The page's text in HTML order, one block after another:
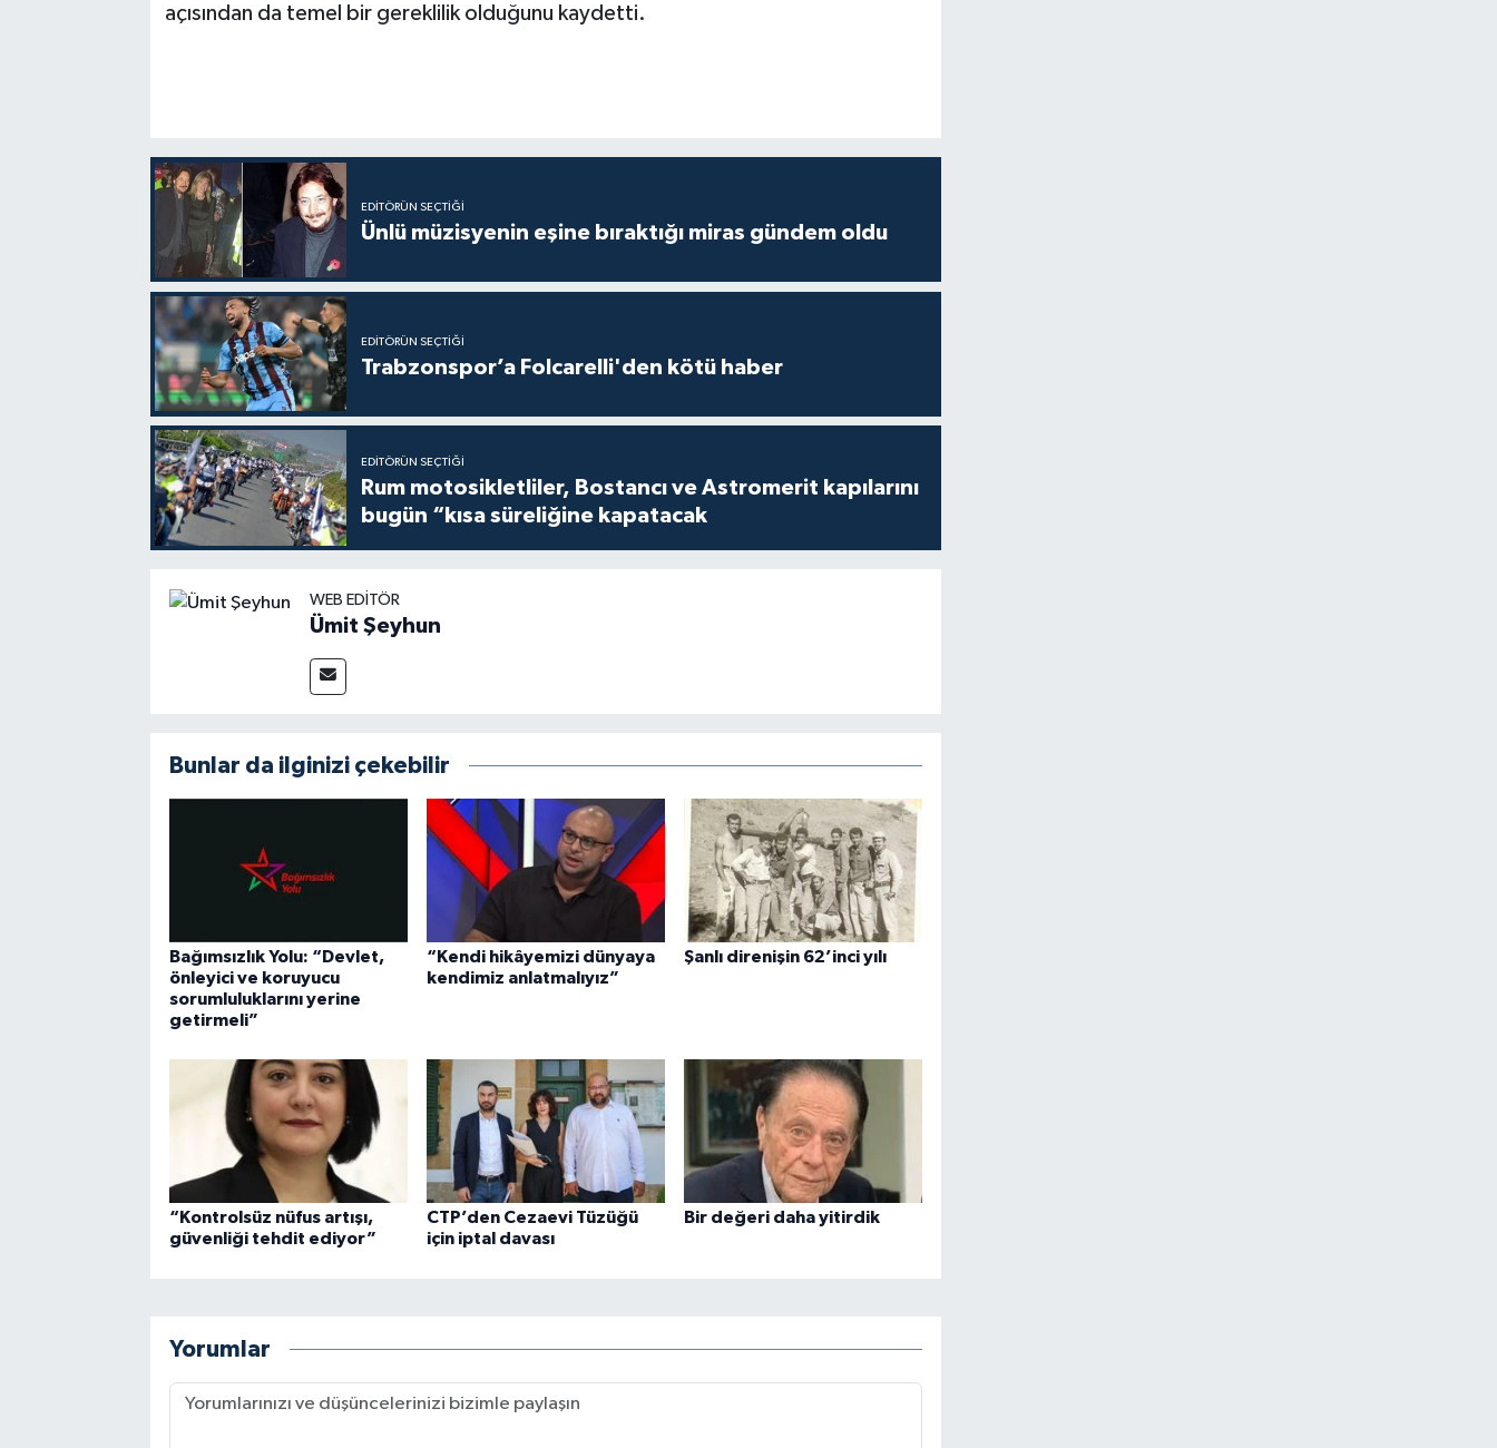
açısından da temel bir gereklilik olduğunu kaydetti.
EDITÖRÜN SEÇTIĞI
Ünlü müzisyenin eşine bıraktığı miras gündem oldu
EDITÖRÜN SEÇTIĞI
Trabzonspor’a Folcarelli'den kötü haber
EDITÖRÜN SEÇTIĞI
Rum motosikletliler, Bostancı ve Astromerit kapılarını
bugün “kısa süreliğine kapatacak
WEB EDITÖR
Ümit Şeyhun
Bunlar da ilginizi çekebilir
Bağımsızlık Yolu: “Devlet,
önleyici ve koruyucu
sorumluluklarını yerine
getirmeli”
“Kendi hikâyemizi dünyaya
kendimiz anlatmalıyız”
Şanlı direnişin 62’inci yılı
“Kontrolsüz nüfus artışı,
güvenliği tehdit ediyor”
CTP’den Cezaevi Tüzüğü
için iptal davası
Bir değeri daha yitirdik
Yorumlar